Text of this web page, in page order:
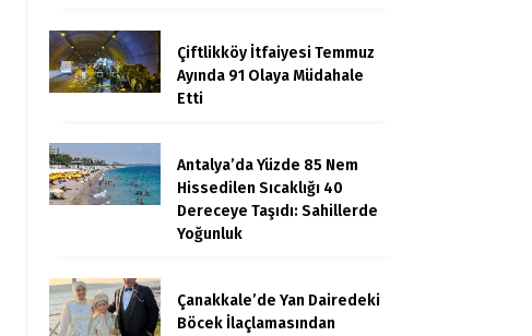
Çiftlikköy İtfaiyesi Temmuz
Ayında 91 Olaya Müdahale
Etti
Antalya’da Yüzde 85 Nem
Hissedilen Sıcaklığı 40
Dereceye Taşıdı: Sahillerde
Yoğunluk
Çanakkale’de Yan Dairedeki
Böcek İlaçlamasından